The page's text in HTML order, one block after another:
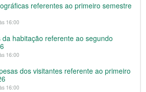
referentes ao primeiro semestre
16:00
habitação referente ao segundo
16:00
dos visitantes referente ao primeiro
16:00